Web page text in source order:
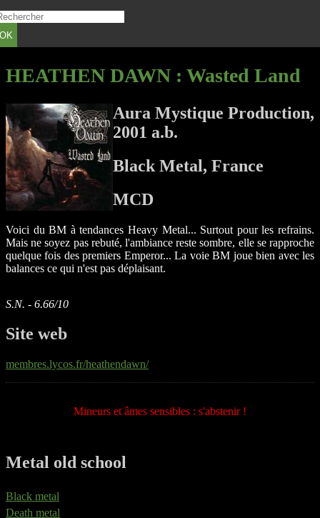
OK
HEATHEN DAWN : Wasted Land
Aura Mystique Production,
2001 a.b.
Black Metal, France
MCD
Voici du BM à tendances Heavy Metal... Surtout pour les refrains.
Mais ne soyez pas rebuté, l'ambiance reste sombre, elle se rapproche
quelque fois des premiers Emperor... La voie BM joue bien avec les
balances ce qui n'est pas déplaisant.
S.N. - 6.66/10
Site web
membres.lycos.fr/heathendawn/
Mineurs et âmes sensibles : s'abstenir !
Metal old school
Black metal
Death metal